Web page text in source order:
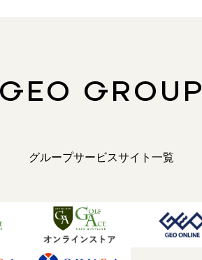
GEO GROUP
グループサービスサイト一覧